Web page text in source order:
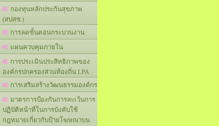
กองทุนหลักประกันสุขภาพ
(สปสช.)
การลดขั้นตอนกระบวนงาน
แผนควบคุมภายใน
การประเมินประสิทธิภาพของ
องค์กรปกครองส่วนท้องถิ่น LPA
การเสริมสร้างวัฒนธรรมองค์กร
มาตรการป้องกันการละเว้นการ
ปฏิบัติหน้าที่ในการบังคับใช้
กฎหมายเกี่ยวกับป้ายโฆษณาบน